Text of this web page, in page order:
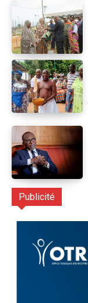
Publicité